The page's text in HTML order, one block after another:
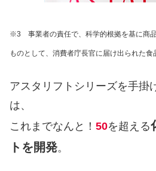
※3 事業者の責任で、科学的根拠を基に商
ものとして、消費者庁長官に届け出られた食
アスタリフトシリーズを手掛
は、
これまでなんと！ 50を超える
トを開発。